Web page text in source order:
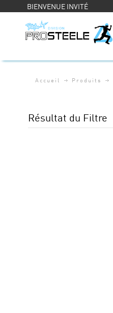
BIENVENUE INVITÉ
Accueil Produits
Résultat du Filtre